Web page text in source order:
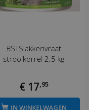
BSI Slakkenvraat
strooikorrel 2.5 kg
€ 17 95
IN WINKELWAGEN